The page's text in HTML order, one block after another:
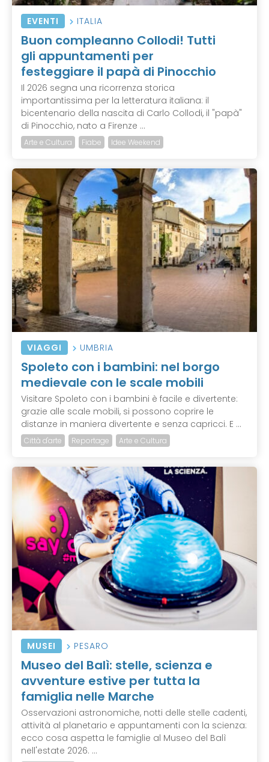
EVENTI ITALIA
Buon compleanno Collodi! Tutti
gli appuntamenti per
festeggiare il papà di Pinocchio
Il 2026 segna una ricorrenza storica
importantissima per la letteratura italiana: il
bicentenario della nascita di Carlo Collodi, il "papà"
di Pinocchio, nato a Firenze ...
Arte e Cultura Fiabe Idee Weekend
VIAGGI UMBRIA
Spoleto con i bambini: nel borgo
medievale con le scale mobili
Visitare Spoleto con i bambini è facile e divertente:
grazie alle scale mobili, si possono coprire le
distanze in maniera divertente e senza capricci. E ...
Città d'arte Reportage Arte e Cultura
MUSEI PESARO
Museo del Balì: stelle, scienza e
avventure estive per tutta la
famiglia nelle Marche
Osservazioni astronomiche, notti delle stelle cadenti,
attività al planetario e appuntamenti con la scienza:
ecco cosa aspetta le famiglie al Museo del Balì
nell'estate 2026. ...